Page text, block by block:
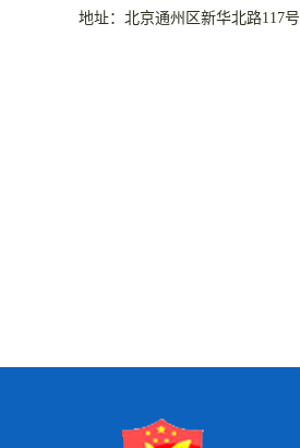
地址：北京通州区新华北路117号